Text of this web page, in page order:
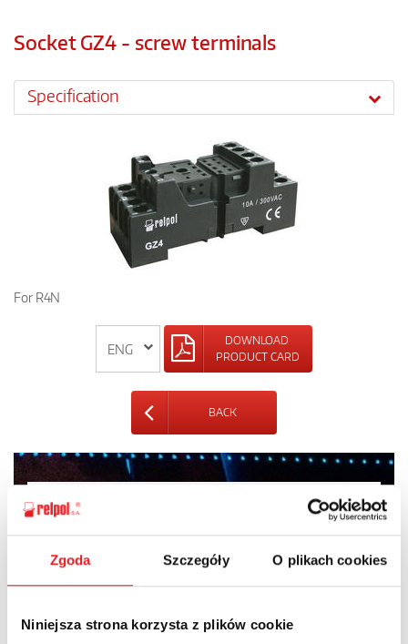
Zgoda Szczegóły O plikach cookies
Niniejsza strona korzysta z plików cookie
Socket GZ4 - screw terminals
Specification
For R4N
DOWNLOAD
PRODUCT CARD
BACK
Ask for the details of the offer
Name: *
Email: *